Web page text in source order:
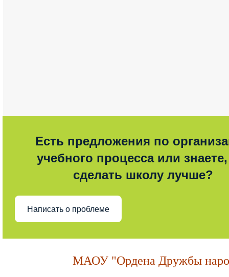
Есть предложения по
учебного процесса или знаете,
сделать школу лучше?
Написать о проблеме
МАОУ "Ордена Дружбы